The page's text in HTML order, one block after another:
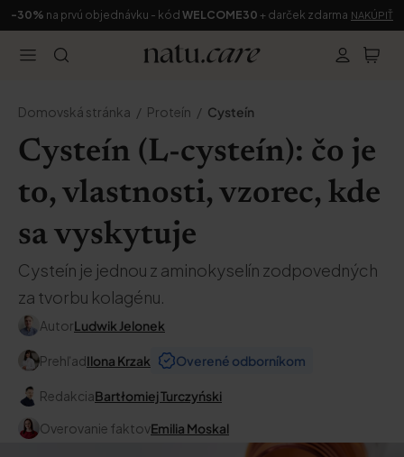
-30% na prvú objednávku - kód WELCOME30 + darček zdarma NAKÚPIŤ
Domovská stránka Proteín Cysteín
Cysteín (L-cysteín): čo je
to, vlastnosti, vzorec, kde
sa vyskytuje
Cysteín je jednou z aminokyselín zodpovedných
za tvorbu kolagénu.
AutorLudwik Jelonek
PrehľadIlona Krzak Overené odborníkom
RedakciaBartłomiej Turczyński
Overovanie faktovEmilia Moskal